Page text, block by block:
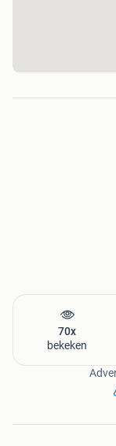
70x
bekeken